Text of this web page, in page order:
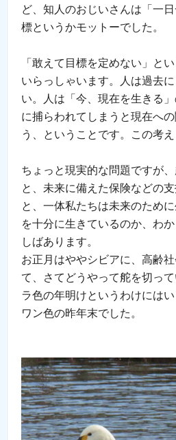
ど、知人のおじいさんは「一
標というかモットーでした。
「敢えて目標を定めない」と
いらっしゃいます。人は過去
い。人は「今、現在を生きる
に捕らわれてしまうと現在へ
う、ということです。この考え
ちょっと現実的な問題ですが
と、未来に備えた保険などの
と、一体私たちは未来のため
を十分に生きているのか、わ
しばあります。
お正月はややシビアに、高齢
て、さてどうやって舵を切っ
ラ色の年明けというわけには
ワン色の昨年末でした。